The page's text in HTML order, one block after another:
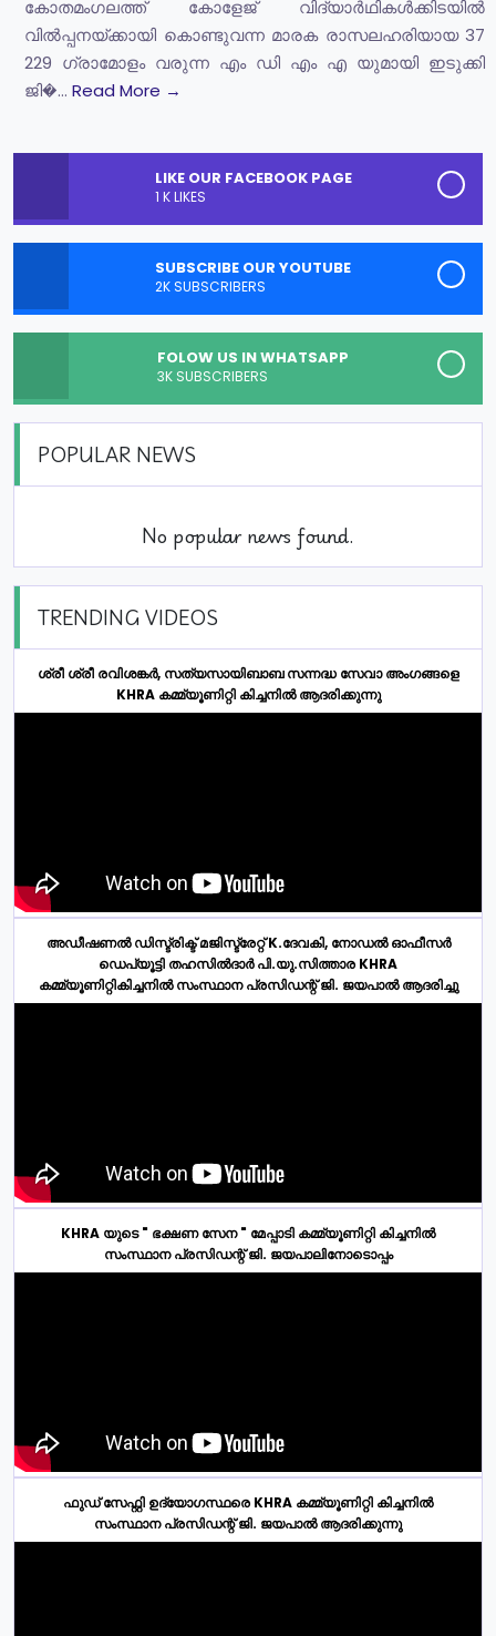
കോതമംഗലത്ത് കോളേജ് വിദ്യാർഥികൾക്കിടയിൽ
വിൽപ്പനയ്ക്കായി കൊണ്ടുവന്ന മാരക രാസലഹരിയായ 37
229 ഗ്രാമോളം വരുന്ന എം ഡി എം എ യുമായി ഇടുക്കി
ജി�... Read More →
LIKE OUR FACEBOOK PAGE
1 K LIKES
SUBSCRIBE OUR YOUTUBE
2K SUBSCRIBERS
FOLOW US IN WHATSAPP
3K SUBSCRIBERS
POPULAR NEWS
No popular news found.
TRENDING VIDEOS
ശ്രീ ശ്രീ രവിശങ്കർ, സത്യസായിബാബ സന്നദ്ധ സേവാ അംഗങ്ങളെ
KHRA കമ്മ്യൂണിറ്റി കിച്ചനിൽ ആദരിക്കുന്നു
അഡീഷണൽ ഡിസ്ട്രിക്ട് മജിസ്ട്രേറ്റ് K.ദേവകി, നോഡൽ ഓഫീസർ
ഡെപ്യൂട്ടി തഹസിൽദാർ പി.യു.സിത്താര KHRA
കമ്മ്യൂണിറ്റികിച്ചനിൽ സംസ്ഥാന പ്രസിഡന്റ് ജി. ജയപാൽ ആദരിച്ചു
KHRA യുടെ " ഭക്ഷണ സേന " മേപ്പാടി കമ്മ്യൂണിറ്റി കിച്ചനിൽ
സംസ്ഥാന പ്രസിഡന്റ് ജി. ജയപാലിനോടൊപ്പം
ഫുഡ് സേഫ്റ്റി ഉദ്യോഗസ്ഥരെ KHRA കമ്മ്യൂണിറ്റി കിച്ചനിൽ
സംസ്ഥാന പ്രസിഡന്റ് ജി. ജയപാൽ ആദരിക്കുന്നു